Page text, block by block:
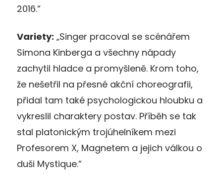
2016.“
Variety: „Singer pracoval se scénářem
Simona Kinberga a všechny nápady
zachytil hladce a promyšleně. Krom toho,
že nešetřil na přesné akční choreografii,
přidal tam také psychologickou hloubku a
vykreslil charaktery postav. Příběh se tak
stal platonickým trojúhelníkem mezi
Profesorem X, Magnetem a jejich válkou o
duši Mystique.“